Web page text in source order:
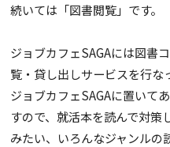
続いては「図書閲覧」です。
ジョブカフェSAGAには図書
覧・貸し出しサービスを行な
ジョブカフェSAGAに置いて
すので、就活本を読んで対
みたい、いろんなジャンルの